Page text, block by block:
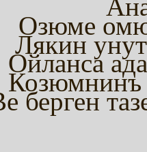
Озюме
Лякин
Ойланса
Козюмнинъ
берген